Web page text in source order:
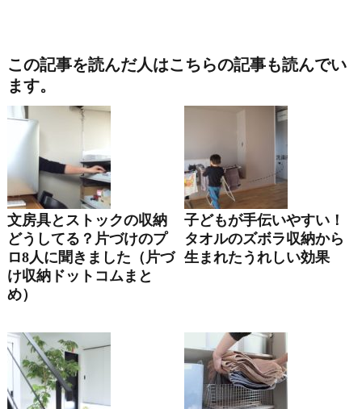
この記事を読んだ人はこちらの記事も読んでい
ます。
文房具とストックの収納
どうしてる？片づけのプ
ロ8人に聞きました（片づ
け収納ドットコムまと
め）
子どもが手伝いやすい！
タオルのズボラ収納から
生まれたうれしい効果